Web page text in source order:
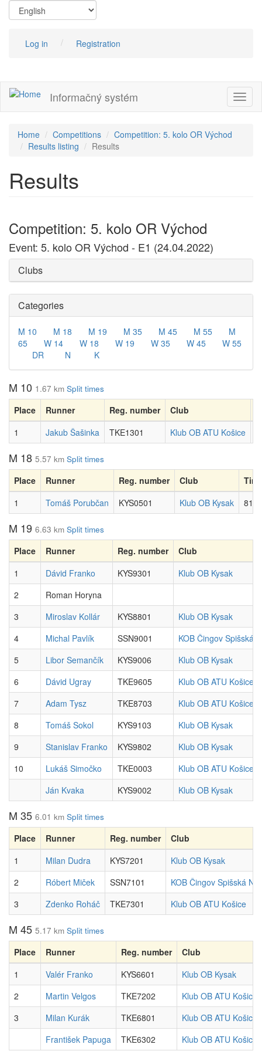
contentLog in Registration
Informačný systém
Home Competitions
Competition: 5. kolo OR Východ
Results listing
Results
Results
Competition: 5. kolo OR Východ
Event: 5. kolo OR Východ - E1 (24.04.2022)
Clubs
Categories
M 10 M 18 M 19 M 35 M 45 M 55
M
65
W 14 W 18 W 19 W 35 W 45
W 55
DR
N K
M 10 1.67 km Split times
Place Runner Reg. number Club
1
Jakub Šašinka TKE1301 Klub OB ATU Košice
M 18 5.57 km Split times
Place Runner Reg. number Club
1
Tomáš Porubčan KYS0501 Klub OB Kysak
M 19 6.63 km Split times
Place Runner Reg. number
Club
1
Dávid Franko KYS9301
Klub OB Kysak
2
Roman Horyna
3
Miroslav Kollár KYS8801
Klub OB Kysak
4
Michal Pavlík SSN9001
KOB Čingov Spišská
5
Libor Semančík KYS9006
Klub OB Kysak
6
Dávid Ugray TKE9605
Klub OB ATU Košice
7
Adam Tysz TKE8703
Klub OB ATU Košice
8
Tomáš Sokol KYS9103
Klub OB Kysak
9
Stanislav Franko KYS9802
Klub OB Kysak
10
Lukáš Simočko TKE0003
Klub OB ATU Košice
Ján Kvaka
KYS9002 Klub OB Kysak
M 35 6.01 km Split times
Place Runner Reg. number
Club
1
Milan Dudra KYS7201
Klub OB Kysak
2
Róbert Miček SSN7101
KOB Čingov Spišská
3
Zdenko Roháč TKE7301 Klub OB ATU Košice
M 45 5.17 km Split times
Place Runner Reg. number
Club
1
Valér Franko KYS6601
Klub OB Kysak
2
Martin Velgos TKE7202
Klub OB ATU Košice
3
Milan Kurák TKE6801
Klub OB ATU Košice
František Papuga
TKE6302 Klub OB ATU Košice